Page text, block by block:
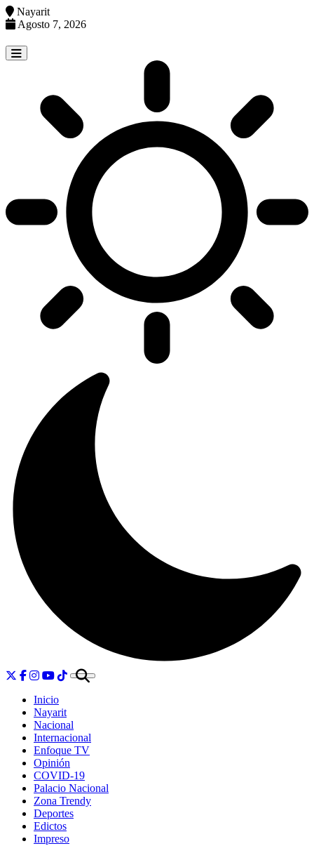
Nayarit
Agosto 7, 2026
to
content
Inicio
Nayarit
Nacional
Internacional
Enfoque TV
Opinión
COVID-19
Palacio Nacional
Zona Trendy
Deportes
Edictos
Impreso